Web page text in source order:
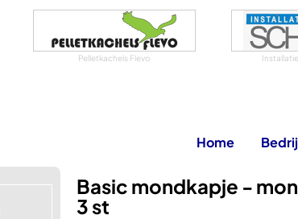
Pelletkachels Flevo
Home
Basic mondkapje -
3 st